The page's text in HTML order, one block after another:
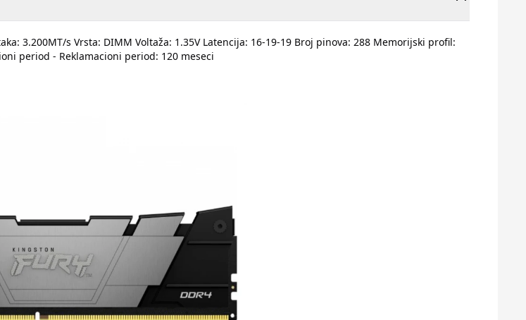
3.200MT/s Vrsta: DIMM Voltaža: 1.35V Latencija: 16-19-19 Broj pinova: 288 Memorijski profil:
period - Reklamacioni period: 120 meseci